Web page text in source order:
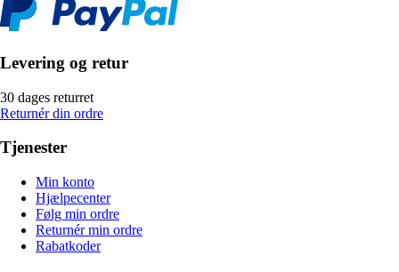
Levering og retur
30 dages returret
Returnér din ordre
Tjenester
Min konto
Hjælpecenter
Følg min ordre
Returnér min ordre
Rabatkoder